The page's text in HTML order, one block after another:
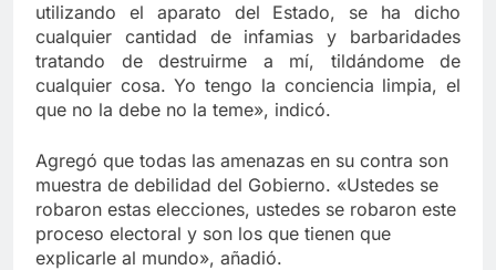
utilizando el aparato del Estado, se ha dicho
cualquier cantidad de infamias y barbaridades
tratando de destruirme a mí, tildándome de
cualquier cosa. Yo tengo la conciencia limpia, el
que no la debe no la teme», indicó.
Agregó que todas las amenazas en su contra son
muestra de debilidad del Gobierno. «Ustedes se
robaron estas elecciones, ustedes se robaron este
proceso electoral y son los que tienen que
explicarle al mundo», añadió.